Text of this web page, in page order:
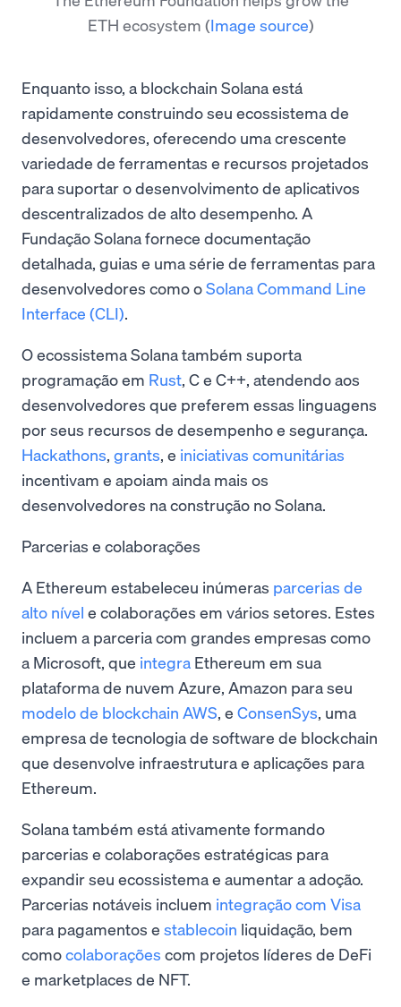
ETH ecosystem (Image source)
Enquanto isso, a blockchain Solana está
rapidamente construindo seu ecossistema de
desenvolvedores, oferecendo uma crescente
variedade de ferramentas e recursos projetados
para suportar o desenvolvimento de aplicativos
descentralizados de alto desempenho. A
Fundação Solana fornece documentação
detalhada, guias e uma série de ferramentas para
desenvolvedores como oSolana Command Line
Interface (CLI).
O ecossistema Solana também suporta
programação em Rust, C e C++, atendendo aos
desenvolvedores que preferem essas linguagens
por seus recursos de desempenho e segurança.
Hackathons, grants, e iniciativas comunitárias
incentivam e apoiam ainda mais os
desenvolvedores na construção no Solana.
Parcerias e colaborações
A Ethereum estabeleceu inúmeras parcerias de
alto nível e colaborações em vários setores. Estes
incluem a parceria com grandes empresas como
a Microsoft, que integra Ethereum em sua
plataforma de nuvem Azure, Amazon para seu
modelo de blockchain AWS, e ConsenSys, uma
empresa de tecnologia de software de blockchain
que desenvolve infraestrutura e aplicações para
Ethereum.
Solana também está ativamente formando
parcerias e colaborações estratégicas para
expandir seu ecossistema e aumentar a adoção.
Parcerias notáveis incluem integração com Visa
para pagamentos e stablecoin liquidação, bem
comocolaborações com projetos líderes de DeFi
e marketplaces de NFT.